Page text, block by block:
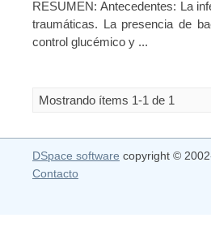
RESUMEN: Antecedentes: La
traumáticas. La presencia de
control glucémico y ...
Mostrando ítems 1-1 de 1
DSpace software copyright ©
Contacto